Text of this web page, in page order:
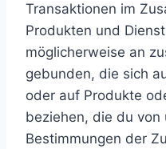
Transaktionen im
Produkten und
möglicherweise an
gebunden, die sich
oder auf Produkte
beziehen, die du von
Bestimmungen der